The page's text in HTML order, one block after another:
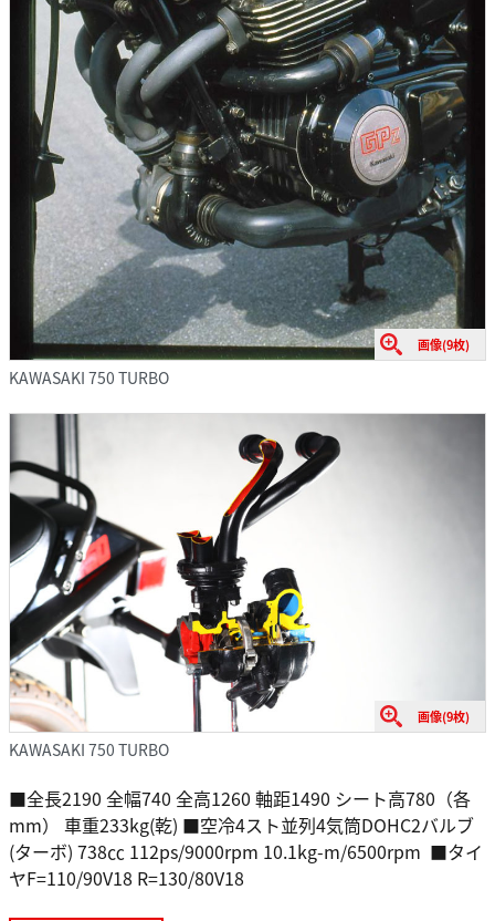
画像(9枚)
KAWASAKI 750 TURBO
画像(9枚)
KAWASAKI 750 TURBO
■全長2190 全幅740 全高1260 軸距1490 シート高780（各
mm） 車重233kg(乾) ■空冷4スト並列4気筒DOHC2バルブ
(ターボ) 738㏄ 112ps/9000rpm 10.1kg-m/6500rpm ■タイ
ヤF=110/90V18 R=130/80V18